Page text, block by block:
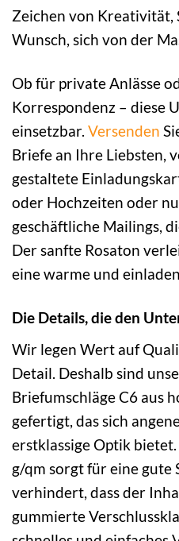
Zeichen von Kreativität,
Wunsch, sich von der
Ob für private Anlässe
Korrespondenz – diese
einsetzbar. Versenden
Briefe an Ihre Liebsten,
gestaltete
oder Hochzeiten oder
geschäftliche Mailings,
Der sanfte Rosaton
eine warme und
Die Details, die den
Wir legen Wert auf
Detail. Deshalb sind
Briefumschläge C6 aus
gefertigt, das sich
erstklassige Optik
g/qm sorgt für eine gute
verhindert, dass der
gummierte